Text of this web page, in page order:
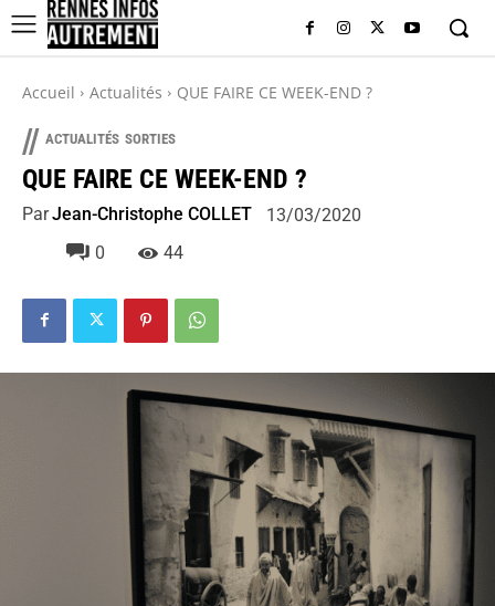
Accueil Actualités QUE FAIRE CE WEEK-END ?
// ACTUALITÉS SORTIES
QUE FAIRE CE WEEK-END ?
ParJean-Christophe COLLET
13/03/2020
0
44